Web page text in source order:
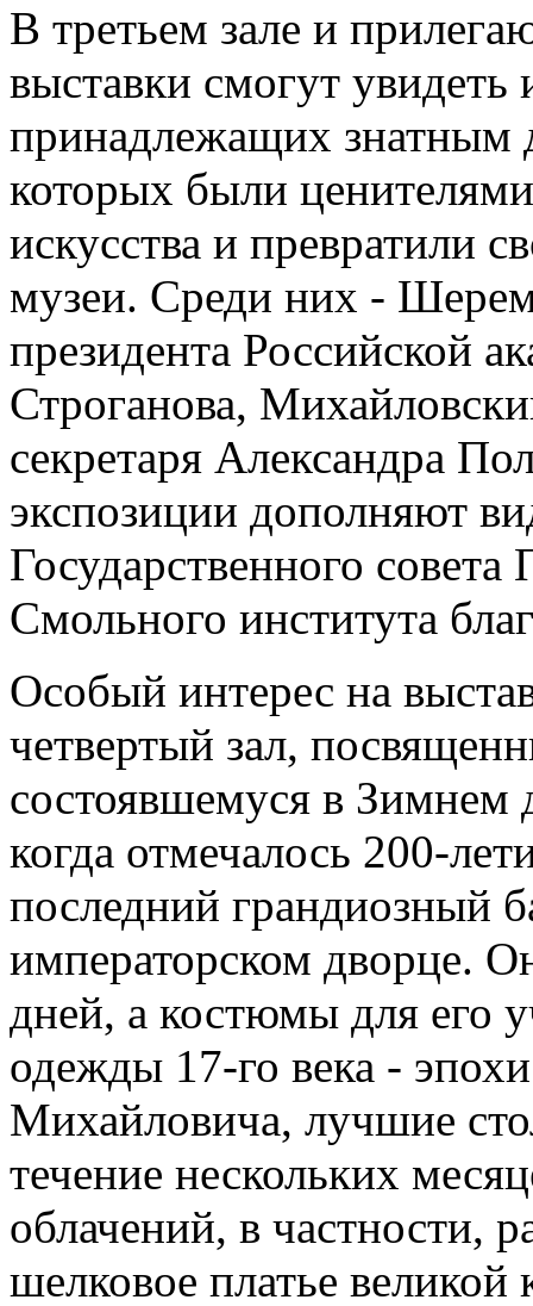
В третьем зале и
выставки смогут
принадлежащих знатным
которых были
искусства и превратили
музеи. Среди них -
президента Российской
Строганова,
секретаря Александра
экспозиции дополняют
Государственного
Смольного института
Особый интерес на
четвертый зал,
состоявшемуся в Зимнем
когда отмечалось 200-
последний грандиозный
императорском дворце.
дней, а костюмы для его
одежды 17-го века -
Михайловича, лучшие
течение нескольких
облачений, в частности,
шелковое платье